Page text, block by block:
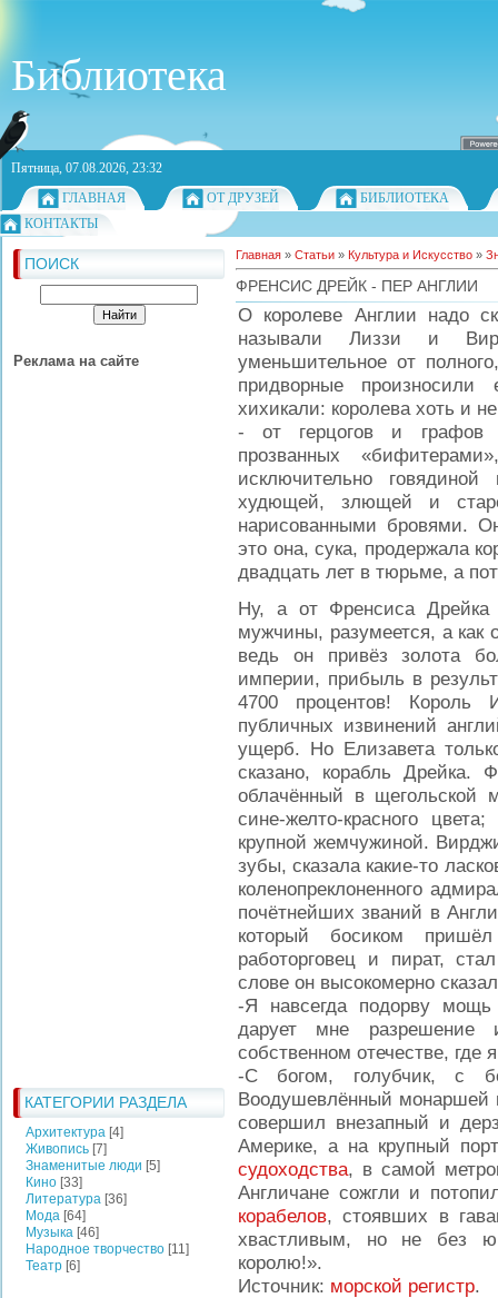
Библиотека
Пятница, 07.08.2026, 23:32
ГЛАВНАЯ
ОТ ДРУЗЕЙ
БИБЛИОТЕКА
КОНТАКТЫ
ПОИСК
Реклама на сайте
КАТЕГОРИИ РАЗДЕЛА
Архитектура [4]
Живопись [7]
Знаменитые люди [5]
Кино [33]
Литература [36]
Мода [64]
Музыка [46]
Народное творчество [11]
Театр [6]
Главная » Статьи » Культура и Искусство »
ФРЕНСИС ДРЕЙК - ПЕР АНГЛИИ
О королеве Англии надо
называли Лиззи и
уменьшительное от
придворные
хихикали: королева хоть и
- от герцогов и графов
прозванных
исключительно
худющей, злющей и
нарисованными бровями.
это она, сука, продержала
двадцать лет в тюрьме, а
Ну, а от Френсиса Дрейка
мужчины, разумеется, а как
ведь он привёз золота
империи, прибыль в
4700 процентов! Король
публичных извинений
ущерб. Но Елизавета
сказано, корабль Дрейка.
облачённый в щегольской
сине-желто-красного
крупной жемчужиной.
зубы, сказала какие-то
коленопреклоненного
почётнейших званий в
который босиком
работорговец и пират,
слове он высокомерно
-Я навсегда подорву
дарует мне разрешение
собственном отечестве,
-С богом, голубчик, с
Воодушевлённый монаршей
совершил внезапный и
Америке, а на крупный
судоходства, в самой
Англичане сожгли и
корабелов, стоявших в
хвастливым, но не без
королю!».
Источник: морской регистр.